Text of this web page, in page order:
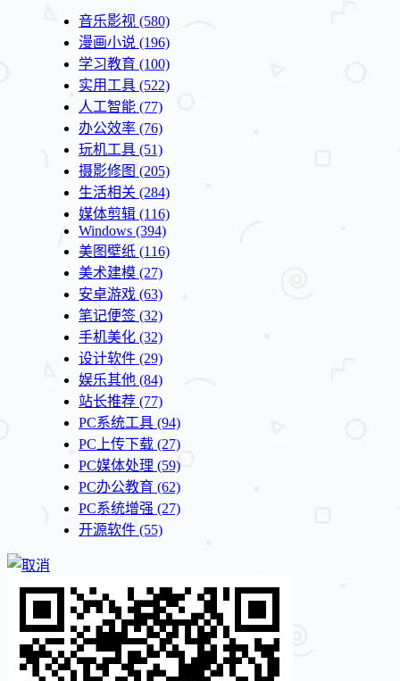
音乐影视 (580)
漫画小说 (196)
学习教育 (100)
实用工具 (522)
人工智能 (77)
办公效率 (76)
玩机工具 (51)
摄影修图 (205)
生活相关 (284)
媒体剪辑 (116)
Windows (394)
美图壁纸 (116)
美术建模 (27)
安卓游戏 (63)
笔记便签 (32)
手机美化 (32)
设计软件 (29)
娱乐其他 (84)
站长推荐 (77)
PC系统工具 (94)
PC上传下载 (27)
PC媒体处理 (59)
PC办公教育 (62)
PC系统增强 (27)
开源软件 (55)